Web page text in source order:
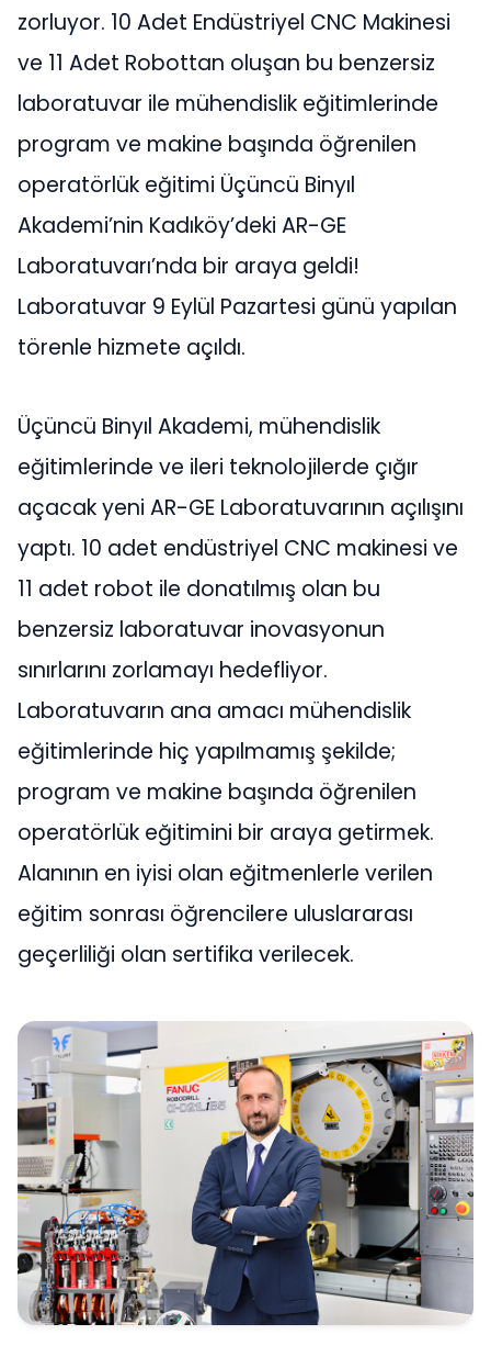
zorluyor. 10 Adet Endüstriyel CNC Makinesi
ve 11 Adet Robottan oluşan bu benzersiz
laboratuvar ile mühendislik eğitimlerinde
program ve makine başında öğrenilen
operatörlük eğitimi Üçüncü Binyıl
Akademi’nin Kadıköy’deki AR-GE
Laboratuvarı’nda bir araya geldi!
Laboratuvar 9 Eylül Pazartesi günü yapılan
törenle hizmete açıldı.
Üçüncü Binyıl Akademi, mühendislik
eğitimlerinde ve ileri teknolojilerde çığır
açacak yeni AR-GE Laboratuvarının açılışını
yaptı. 10 adet endüstriyel CNC makinesi ve
11 adet robot ile donatılmış olan bu
benzersiz laboratuvar inovasyonun
sınırlarını zorlamayı hedefliyor.
Laboratuvarın ana amacı mühendislik
eğitimlerinde hiç yapılmamış şekilde;
program ve makine başında öğrenilen
operatörlük eğitimini bir araya getirmek.
Alanının en iyisi olan eğitmenlerle verilen
eğitim sonrası öğrencilere uluslararası
geçerliliği olan sertifika verilecek.